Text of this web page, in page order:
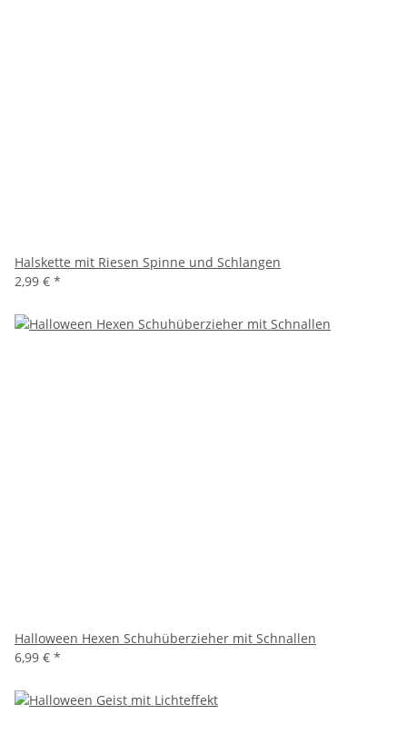
Halskette mit Riesen Spinne und Schlangen
2,99 € *
Halloween Hexen Schuhüberzieher mit Schnallen
6,99 € *